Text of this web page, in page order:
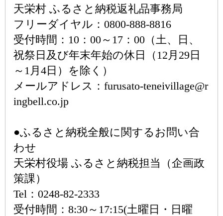
天栄村 ふるさと納税返礼品事務局
フリーダイヤル：0800-888-8816
受付時間：10：00～17：00（土、日、
祝祭日及び年末年始の休日（12月29日
～1月4日）を除く）
メールアドレス：furusato-teneivillage@r
ingbell.co.jp
●ふるさと納税全般に関するお問い合
わせ
天栄村役場 ふるさと納税担当（企画政
策課）
Tel：0248-82-2333
受付時間：8:30～17:15(土曜日・日曜